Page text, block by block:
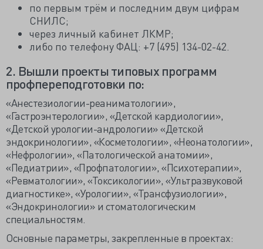
по первым трём и последним двум цифрам
СНИЛС;
через личный кабинет ЛКМР;
либо по телефону ФАЦ: +7 (495) 134-02-42.
2. Вышли проекты типовых программ
профпереподготовки по:
«Анестезиологии-реаниматологии»,
«Гастроэнтерологии», «Детской кардиологии»,
«Детской урологии-андрологии» «Детской
эндокринологии», «Косметологии», «Неонатологии»,
«Нефрологии», «Патологической анатомии»,
«Педиатрии», «Профпатологии», «Психотерапии»,
«Ревматологии», «Токсикологии», «Ультразвуковой
диагностике», «Урологии», «Трансфузиологии»,
«Эндокринологии» и стоматологическим
специальностям.
Основные параметры, закрепленные в проектах: